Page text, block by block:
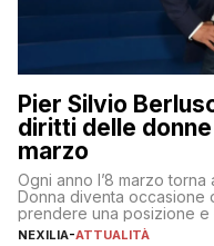
Pier Silvio
diritti delle
marzo
Ogni anno l’8 marzo
Donna diventa occasione
prendere una posizione e
sua complessità e
NEXILIA-ATTUALITÀ